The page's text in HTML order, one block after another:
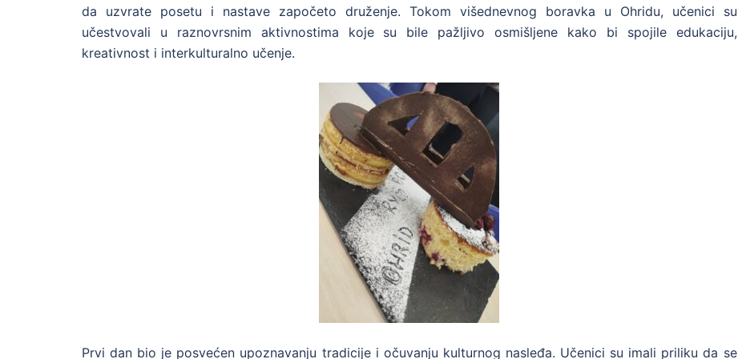
da uzvrate posetu i nastave započeto druženje. Tokom višednevnog boravka u Ohridu, učenici su
učestvovali u raznovrsnim aktivnostima koje su bile pažljivo osmišljene kako bi spojile edukaciju,
kreativnost i interkulturalno učenje.
Prvi dan bio je posvećen upoznavanju tradicije i očuvanju kulturnog nasleđa. Učenici su imali priliku da se